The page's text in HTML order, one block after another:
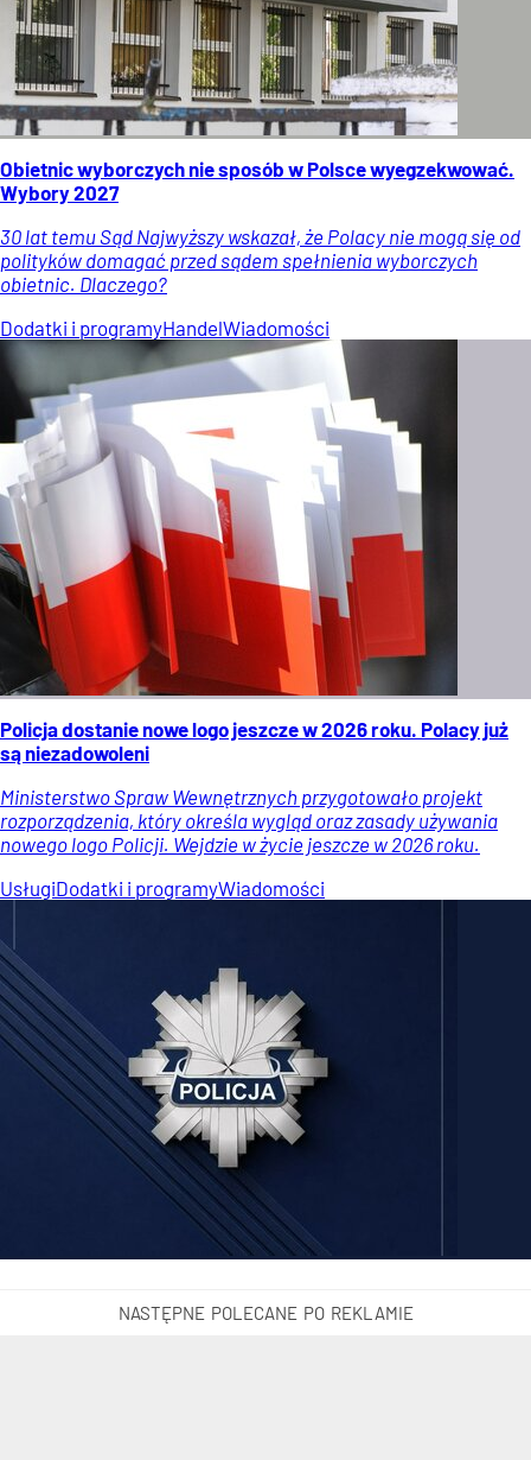
Obietnic wyborczych nie sposób w Polsce wyegzekwować.
Wybory 2027
30 lat temu Sąd Najwyższy wskazał, że Polacy nie mogą się od
polityków domagać przed sądem spełnienia wyborczych
obietnic. Dlaczego?
Dodatki i programyHandelWiadomości
Policja dostanie nowe logo jeszcze w 2026 roku. Polacy już
są niezadowoleni
Ministerstwo Spraw Wewnętrznych przygotowało projekt
rozporządzenia, który określa wygląd oraz zasady używania
nowego logo Policji. Wejdzie w życie jeszcze w 2026 roku.
UsługiDodatki i programyWiadomości